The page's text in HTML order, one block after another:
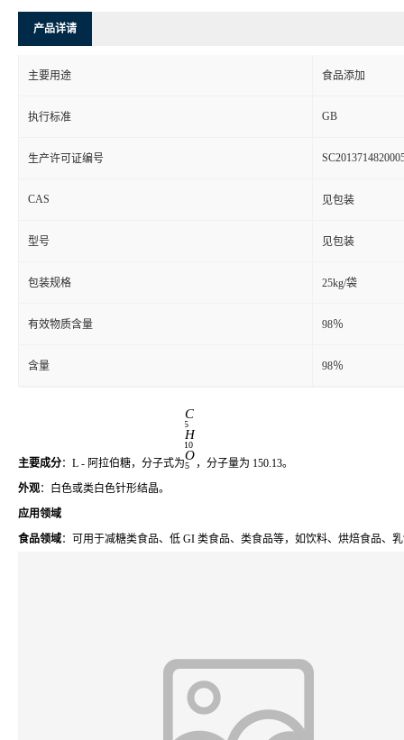
产品详请
主要用途 食品添加
执行标准 GB
生产许可证编号
CAS 见包装
型号 见包装
包装规格 25kg/袋
有效物质含量 98％
含量 98％
主要成分：L - 阿拉伯糖，分子式为
C
5
H
10
O
5
，分子量为 150.13。
外观：白色或类白色针形结晶。
应用领域
食品领域：可用于减糖类食品、低 GI 类食品、类食品等，如饮料、烘焙食品、